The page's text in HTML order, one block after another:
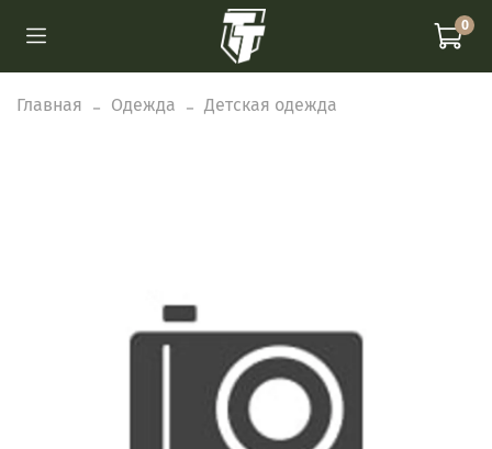
0
Главная Одежда Детская одежда